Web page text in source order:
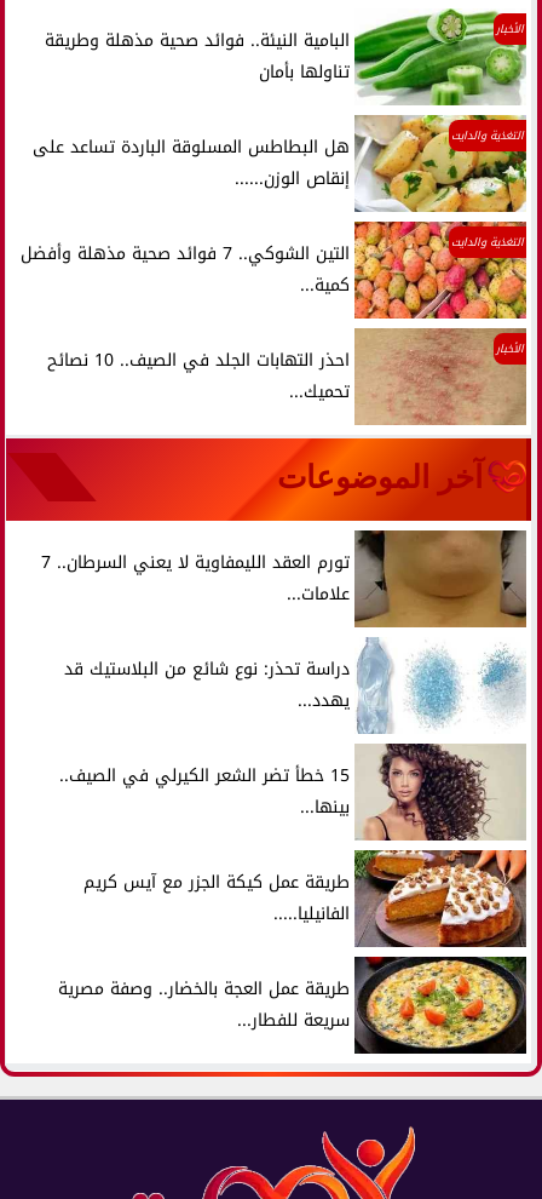
الأخبار
البامية النيئة.. فوائد صحية مذهلة وطريقة
تناولها بأمان
التغذية والدايت
هل البطاطس المسلوقة الباردة تساعد على
إنقاص الوزن......
التغذية والدايت
التين الشوكي.. 7 فوائد صحية مذهلة وأفضل
كمية...
الأخبار
احذر التهابات الجلد في الصيف.. 10 نصائح
تحميك...
آخر الموضوعات
تورم العقد الليمفاوية لا يعني السرطان.. 7
علامات...
دراسة تحذر: نوع شائع من البلاستيك قد
يهدد...
15 خطأ تضر الشعر الكيرلي في الصيف..
بينها...
طريقة عمل كيكة الجزر مع آيس كريم
الفانيليا.....
طريقة عمل العجة بالخضار.. وصفة مصرية
سريعة للفطار...